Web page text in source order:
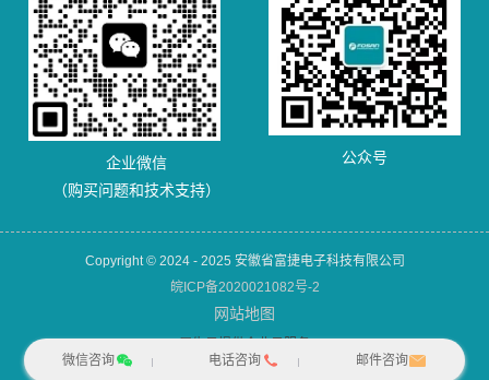
企业微信
（购买问题和技术支持）
公众号
Copyright © 2024 - 2025 安徽省富捷电子科技有限公司
皖ICP备2020021082号-2
网站地图
微信咨询
电话咨询 邮件咨询